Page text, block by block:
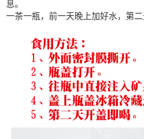
息。
一茶一瓶，前一天晚上加好水，第二